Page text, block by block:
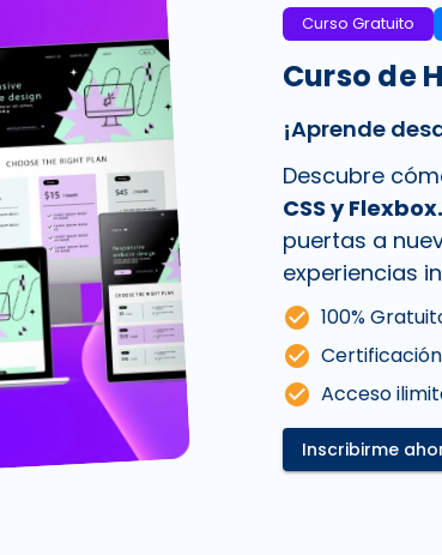
Curso Gratuito
Curso de
¡Aprende
Descubre
CSS y Flexbox.
puertas a
experiencias
check_circle 100%
check_circle
check_circle Acceso
Inscribirme